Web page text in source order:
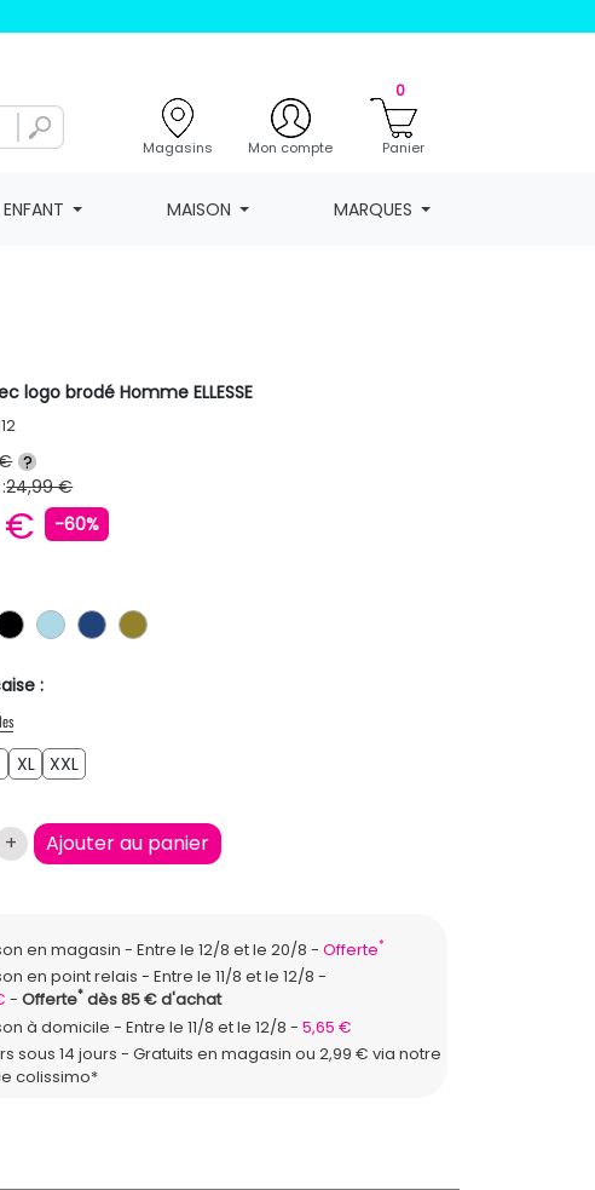
Magasins Mon compte
0
Panier
ENFANT MAISON MARQUES
logo brodé Homme ELLESSE
?
24,99 €
€ -60%
CLAIR
NOIRBLEU CLAIR
BLEU FONCE
KAKI
:
XLXLXXLXXL
+ Ajouter au panier
en magasin Entre le 12/8 et le 20/8 Offerte*
en point relais
Entre le 11/8 et le 12/8
Offerte*dès 85 € d'achat
à domicile
Entre le 11/8 et le 12/8
5,65 €
sous 14 jours - Gratuits en magasin ou 2,99 € via notre
colissimo*